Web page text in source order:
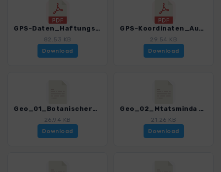
GPS-Daten_Haftungsausschluss-Nutzungsbedingungen_WF_Georgien.pdf
82.53 KB
Download
GPS-Koordinaten_Ausgangspunkte_WF_Georgien.pdf
29.54 KB
Download
Geo_01_Botanischer_Garten.gpx
26.94 KB
Download
Geo_02_Mtatsminda - Narikala_Festung.gpx
21.26 KB
Download